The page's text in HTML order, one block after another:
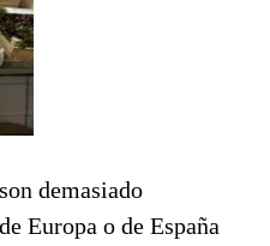
demasiado
Europa o de España